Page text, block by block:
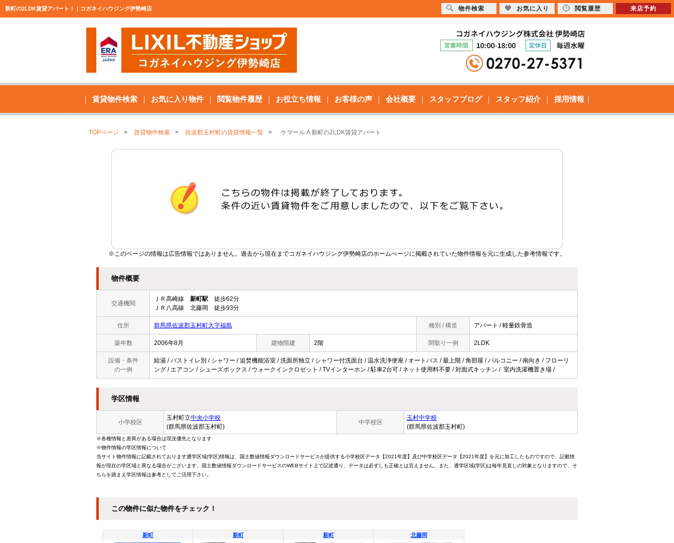
新町の2LDK賃貸アパート！｜コガネイハウジング伊勢崎店
賃貸物件検索 お気に入り物件 閲覧物件履歴 お役立ち情報 お客様の声 会社概要 スタッフブログ スタッフ紹介 採用情報
TOPページ 賃貸物件検索 佐波郡玉村町の賃貸情報一覧 ケマール A 新町の2LDK賃貸アパート
※このページの情報は広告情報ではありません。過去から現在までコガネイハウジング伊勢崎店のホームぺージに掲載されていた物件情報を元に生成した参考情報です。
物件概要
交通機関
ＪＲ高崎線 新町駅 徒歩62分
ＪＲ八高線 北藤岡 徒歩93分
住所 群馬県佐波郡玉村町大字福島 種別 / 構造 アパート / 軽量鉄骨造
築年数 2006年8月 建物階建 2階 間取り一例 2LDK
設備・条件
の一例
給湯 / バストイレ別 / シャワー / 追焚機能浴室 / 洗面所独立 / シャワー付洗面台 / 温水洗浄便座 / オートバス / 最上階 / 角部屋 / バルコニー / 南向き / フローリ
ング / エアコン / シューズボックス / ウォークインクロゼット / TVインターホン / 駐車2台可 / ネット使用料不要 / 対面式キッチン / 室内洗濯機置き場 /
学区情報
小学校区
玉村町立中央小学校
(群馬県佐波郡玉村町)
中学校区
玉村中学校
(群馬県佐波郡玉村町)
※各種情報と差異がある場合は現況優先となります
※物件情報の学区情報について
当サイト物件情報に記載されております通学区域(学区)情報は、国土数値情報ダウンロードサービスが提供する小学校区データ【2021年度】及び中学校区データ【2021年度】を元に加工したものですので、記載情
報が現在の学区域と異なる場合がございます。国土数値情報ダウンロードサービスのWEBサイト上で記述通り、データは必ずしも正確とは言えません。また、通学区域(学区)は毎年見直しの対象となりますので、そ
ちらを踏まえ学区情報は参考としてご活用下さい。
この物件に似た物件をチェック！
新町 新町 新町 北藤岡
物件検索 お気に入り 閲覧履歴 来店予約